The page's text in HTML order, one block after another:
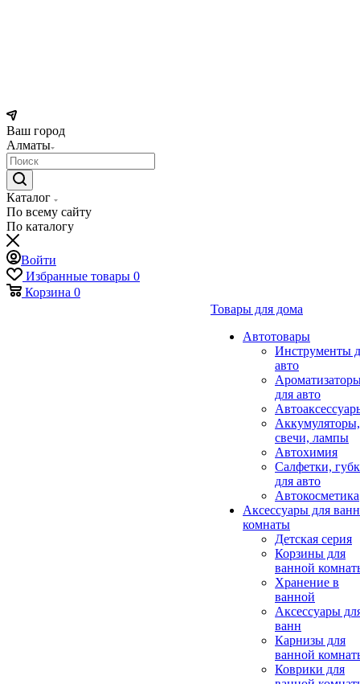
Ваш город
Алматы
Каталог
По всему сайту
По каталогу
Войти
Избранные товары 0
Корзина 0
Товары для дома
Автотовары
Инструменты
авто
для авто
Аккумуляторы,
свечи, лампы
Автохимия
Салфетки,
для авто
Автокосметика
Аксессуары для
комнаты
Детская серия
Корзины для
ванной
Хранение в
ванной
Аксессуары
ванн
Карнизы для
ванной
Коврики для